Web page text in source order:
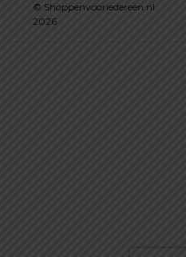
© Shoppenvooriedereen.nl
2026